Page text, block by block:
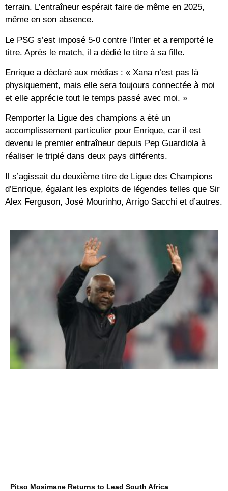
terrain. L’entraîneur espérait faire de même en 2025,
même en son absence.
Le PSG s’est imposé 5-0 contre l’Inter et a remporté le
titre. Après le match, il a dédié le titre à sa fille.
Enrique a déclaré aux médias : « Xana n’est pas là
physiquement, mais elle sera toujours connectée à moi
et elle apprécie tout le temps passé avec moi. »
Remporter la Ligue des champions a été un
accomplissement particulier pour Enrique, car il est
devenu le premier entraîneur depuis Pep Guardiola à
réaliser le triplé dans deux pays différents.
Il s’agissait du deuxième titre de Ligue des Champions
d’Enrique, égalant les exploits de légendes telles que Sir
Alex Ferguson, José Mourinho, Arrigo Sacchi et d’autres.
Pitso Mosimane Returns to Lead South Africa